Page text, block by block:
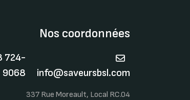
Nos coordonnées
724-
9068
info@saveursbsl.com
337 Rue Moreault, Local RC.04